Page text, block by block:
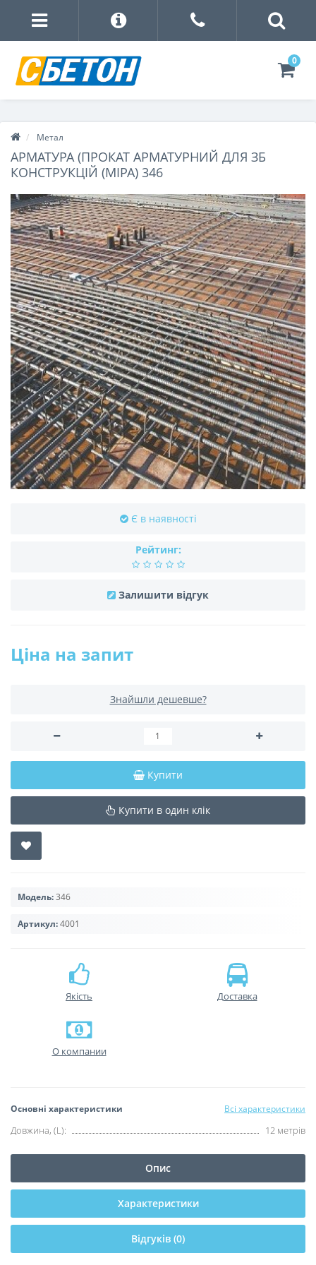
0
Метал
АРМАТУРА (ПРОКАТ АРМАТУРНИЙ ДЛЯ ЗБ
КОНСТРУКЦІЙ (МІРА) 346
Є в наявності
Рейтинг:
Залишити відгук
Ціна на запит
Знайшли дешевше?
Купити
Купити в один клік
Модель:346
Артикул:4001
Якість Доставка
О компании
Основні характеристики Всі характеристики
Довжина, (L): 12 метрів
Опис
Характеристики
Відгуків (0)